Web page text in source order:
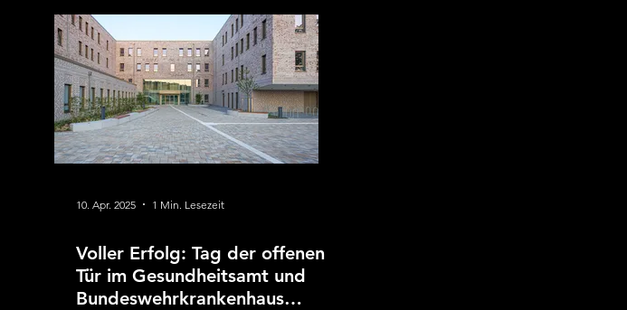
10. Apr. 2025 1 Min. Lesezeit
Voller Erfolg: Tag der offenen
Tür im Gesundheitsamt und
Bundeswehrkrankenhaus